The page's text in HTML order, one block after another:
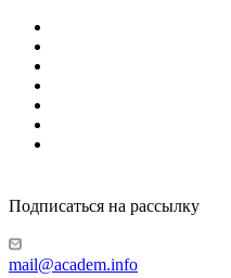
Подписаться на рассылку
mail@academ.info